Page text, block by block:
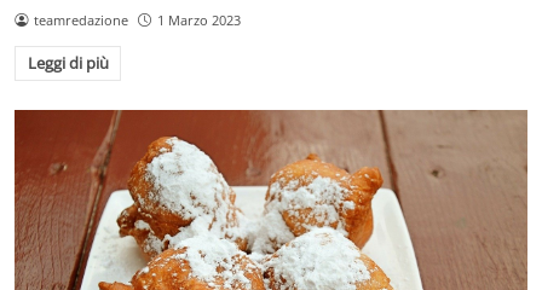
teamredazione 1 Marzo 2023
Leggi di più